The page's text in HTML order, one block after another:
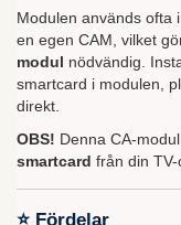
Modulen används ofta
en egen CAM, vilket
modul nödvändig.
smartcard i modulen,
direkt.
OBS! Denna CA-
smartcard från din
⭐ Fördelar